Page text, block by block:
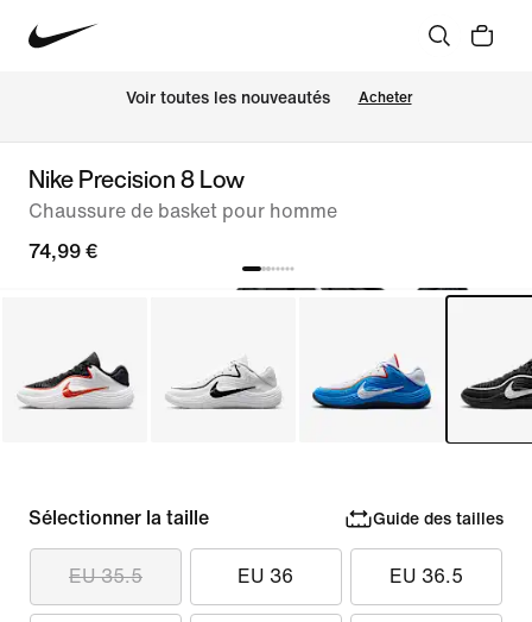
Voir toutes les nouveautés Acheter
Nike Precision 8 Low
Chaussure de basket pour homme
74,99 €
Sélectionner la taille Guide des tailles
EU 35.5 EU 36 EU 36.5